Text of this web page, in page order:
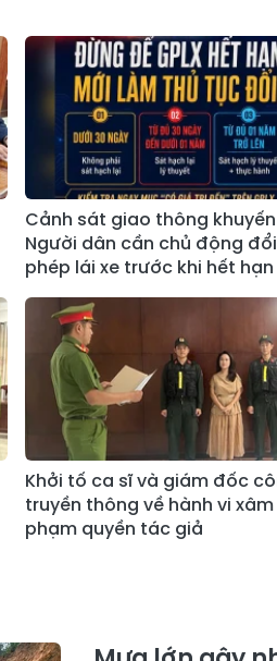
Cảnh sát giao thông
Người dân cần chủ động
phép lái xe trước khi hết hạn
Khởi tố ca sĩ và giám đốc
truyền thông về hành vi xâm
phạm quyền tác giả